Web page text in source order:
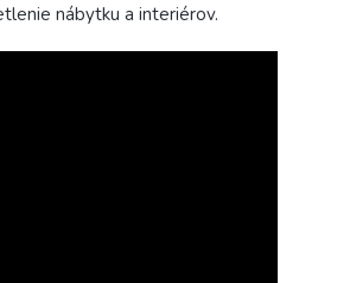
nábytku a interiérov.